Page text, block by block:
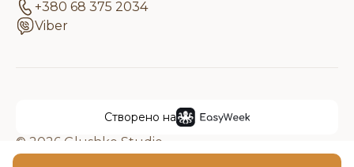
+380 68 375 2034
Viber
© 2026 Glushko Studio
Юридична інформація
Створено на